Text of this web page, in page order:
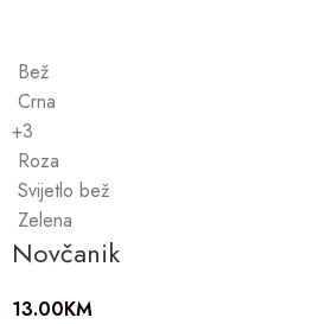
Bež
Crna
+3
Roza
Svijetlo bež
Zelena
Novčanik
13.00KM